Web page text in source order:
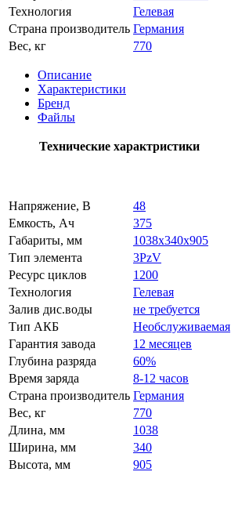
Технология
Гелевая
Страна производитель Германия
Вес, кг
770
Описание
Характеристики
Бренд
Файлы
Технические характристики
Напряжение, В
48
Емкость, Ач
375
Габариты, мм
1038x340x905
Тип элемента
3PzV
Ресурс циклов
1200
Технология
Гелевая
Залив дис.воды
не требуется
Тип АКБ
Необслуживаемая
Гарантия завода
12 месяцев
Глубина разряда
60%
Время заряда
8-12 часов
Страна производитель Германия
Вес, кг
770
Длина, мм
1038
Ширина, мм
340
Высота, мм
905